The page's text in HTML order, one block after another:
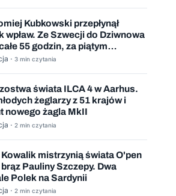
Kubkowski przepłynął
wpław. Ze Szwecji do Dziwnowa
55 godzin, za piątym
· 3 min czytania
świata ILCA 4 w Aarhus.
żeglarzy z 51 krajów i
nowego żagla MkII
· 2 min czytania
Kowalik mistrzynią świata O'pen
Pauliny Szczepy. Dwa
Polek na Sardynii
· 2 min czytania